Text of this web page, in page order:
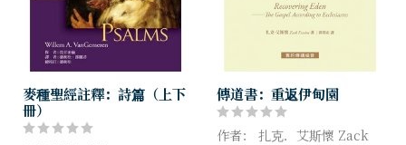
麥種聖經註釋：詩篇（上下
冊）
傳道書：重返伊甸園
作者： 扎克．艾斯懷 Zack